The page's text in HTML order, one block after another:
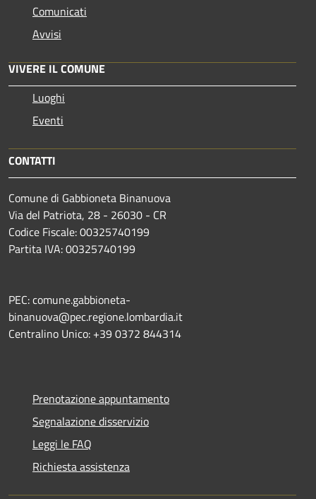
Comunicati
Avvisi
VIVERE IL COMUNE
Luoghi
Eventi
CONTATTI
Comune di Gabbioneta Binanuova
Via del Patriota, 28 - 26030 - CR
Codice Fiscale: 00325740199
Partita IVA: 00325740199
PEC: comune.gabbioneta-
binanuova@pec.regione.lombardia.it
Centralino Unico: +39 0372 844314
Prenotazione appuntamento
Segnalazione disservizio
Leggi le FAQ
Richiesta assistenza